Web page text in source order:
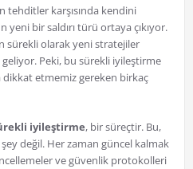
tehditler karşısında kendini
bir saldırı türü ortaya çıkıyor.
sürekli olarak yeni stratejiler
Peki, bu sürekli iyileştirme
dikkat etmemiz gereken birkaç
iyileştirme, bir süreçtir. Bu,
değil. Her zaman güncel kalmak
ve güvenlik protokolleri